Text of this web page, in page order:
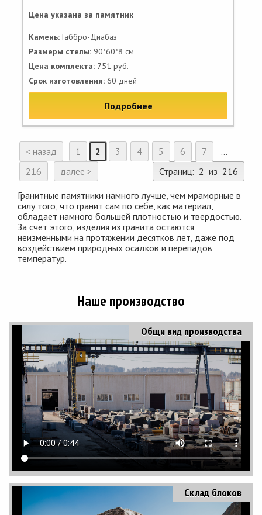
Цена указана за памятник
Камень: Габбро-Диабаз
Размеры стелы: 90*60*8 см
Цена комплекта: 751 руб.
Срок изготовления: 60 дней
Подробнее
< назад 1 2 3 4 5 6 7
...
216
далее > Страниц: 2 из 216
Гранитные памятники намного лучше, чем мраморные в
силу того, что гранит сам по себе, как материал,
обладает намного большей плотностью и твердостью.
За счет этого, изделия из гранита остаются
неизменными на протяжении десятков лет, даже под
воздействием природных осадков и перепадов
температур.
Наше производство
Общи вид производства
Склад блоков